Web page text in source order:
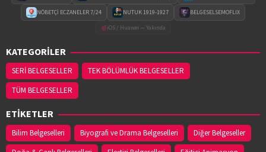
NÖBETÇİ ECZANELER 7/24 NUTUK 1919-1927
BELGESELSEMOFLIX
iOS / Huawei — Yakında
KATEGORİLER
SERİ BELGESELLER
TEK BÖLÜMLÜK BELGESELLER
TÜM BELGESELLER
ETİKETLER
Bilim Belgeselleri Biyografi ve Drama Belgeselleri
Diğer Belgeseller